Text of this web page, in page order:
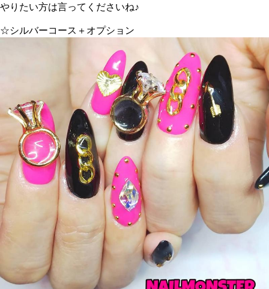
やりたい方は言ってくださいね♪
☆シルバーコース＋オプション